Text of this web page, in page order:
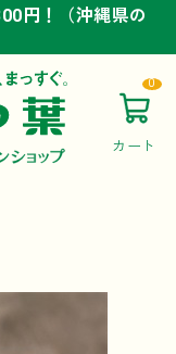
円！（沖縄県の
円！（沖縄県の
円！（沖縄県の
カート
0